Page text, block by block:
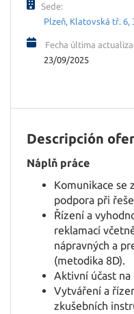
trabajo
Idioma
FR
IT
DE
ES
Sede:
Plzeň, Klatovská tř. 6,
Fecha última
23/09/2025
Descripción
Náplň práce
Komunikace se
podpora při
Řízení a
reklamací
nápravných a
(metodika 8D).
Aktivní účast
Vytváření a
zkušebních